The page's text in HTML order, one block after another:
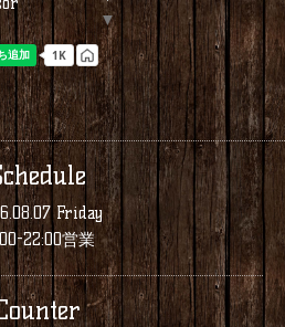
▼
Friday
22:00営業